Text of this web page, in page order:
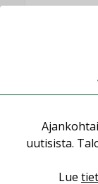
uutisista.
Lue